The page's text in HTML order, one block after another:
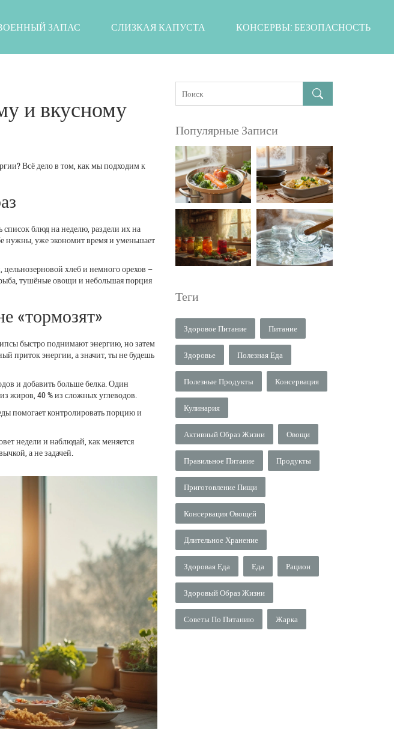
ЗАПАС СЛИЗКАЯ КАПУСТА КОНСЕРВЫ: БЕЗОПАСНОСТЬ
и вкусному
Всё дело в том, как мы подходим к
список блюд на неделю, раздели их на
нужны, уже экономит время и уменьшает
хлеб и немного орехов –
тушёные овощи и небольшая порция
«тормозят»
быстро поднимают энергию, но затем
приток энергии, а значит, ты не будешь
и добавить больше белка. Один
жиров, 40 % из сложных углеводов.
помогает контролировать порцию и
недели и наблюдай, как меняется
а не задачей.
Популярные Записи
Теги
Здоровое Питание Питание
Здоровье Полезная Еда
Полезные Продукты Консервация
Кулинария
Активный Образ Жизни Овощи
Правильное Питание Продукты
Приготовление Пищи
Консервация Овощей
Длительное Хранение
Здоровая Еда Еда Рацион
Здоровый Образ Жизни
Советы По Питанию Жарка